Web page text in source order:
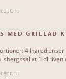
MED GRILLAD
4
isbergssallat 1 dl riven